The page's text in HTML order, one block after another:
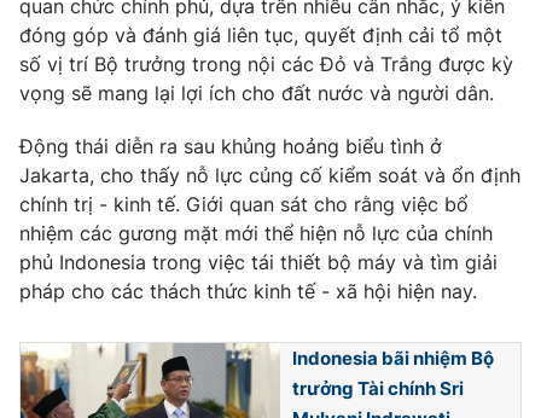
® Cấm sao chép dưới mọi hình thức nếu không có sự chấp
thông tin từ website này.
quan chức chính phủ, dựa trên nhiều cân nhắc, ý kiến
đóng góp và đánh giá liên tục, quyết định cải tổ một
số vị trí Bộ trưởng trong nội các Đỏ và Trắng được kỳ
vọng sẽ mang lại lợi ích cho đất nước và người dân.
Động thái diễn ra sau khủng hoảng biểu tình ở
Jakarta, cho thấy nỗ lực củng cố kiểm soát và ổn định
chính trị - kinh tế. Giới quan sát cho rằng việc bổ
nhiệm các gương mặt mới thể hiện nỗ lực của chính
phủ Indonesia trong việc tái thiết bộ máy và tìm giải
pháp cho các thách thức kinh tế - xã hội hiện nay.
Indonesia bãi nhiệm Bộ
trưởng Tài chính Sri